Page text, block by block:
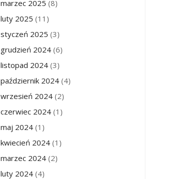
marzec 2025 (8)
luty 2025 (11)
styczeń 2025 (3)
grudzień 2024 (6)
listopad 2024 (3)
październik 2024 (4)
wrzesień 2024 (2)
czerwiec 2024 (1)
maj 2024 (1)
kwiecień 2024 (1)
marzec 2024 (2)
luty 2024 (4)